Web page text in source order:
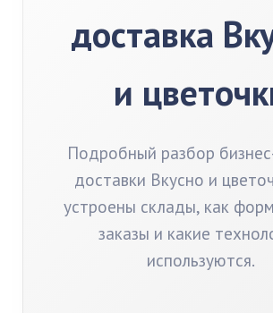
доставка
и
Подробный разбор
доставки Вкусно и
устроены склады, как
заказы и какие
используются.